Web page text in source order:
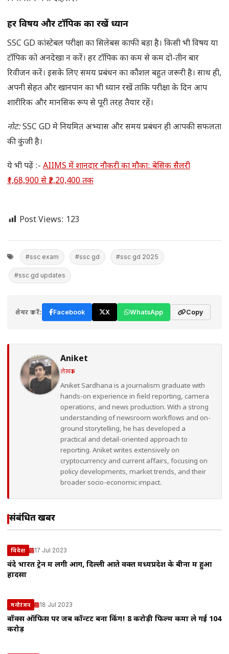
हर विषय और टॉपिक का रखें ध्यान
SSC GD कांस्टेबल परीक्षा का सिलेबस काफी बड़ा है। किसी भी विषय या
टॉपिक को अनदेखा न करें। हर टॉपिक का कम से कम दो-तीन बार
रिवीजन करें। इसके लिए समय प्रबंधन का कौशल बहुत जरूरी है। साथ ही,
अपनी सेहत और खानपान का भी ध्यान रखें ताकि परीक्षा के दिन आप
शारीरिक और मानसिक रूप से पूरी तरह तैयार रहें।
नोट:SSC GD मे नियमित अभ्यास और समय प्रबंधन ही आपकी सफलता
की कुंजी है।
ये भी पढ़ें :- AIIMS में शानदार नौकरी का मौका: बेसिक सैलरी
₹1,68,900 से ₹2,20,400 तक
Post Views: 123
#ssc exam #ssc gd #ssc gd 2025
#ssc gd updates
शेयर करें: Facebook X WhatsApp Copy
Aniket
लेखक
Aniket Sardhana is a journalism graduate with
hands-on experience in field reporting, camera
operations, and news production. With a strong
understanding of newsroom workflows and on-
ground storytelling, he has developed a
practical and detail-oriented approach to
reporting. Aniket writes extensively on
cryptocurrency and current affairs, focusing on
policy developments, market trends, and their
broader socio-economic impact.
संबंधित खबरें
विदेश 17 Jul 2023
वंदे भारत ट्रेन में लगी आग, दिल्ली आते वक्त मध्यप्रदेश के बीना में हुआ
हादसा
मनोरंजन 18 Jul 2023
बॉक्स ऑफिस पर जब कॉन्टेंट बना किंग! 8 करोड़ी फिल्म कमा ले गई 104
करोड़